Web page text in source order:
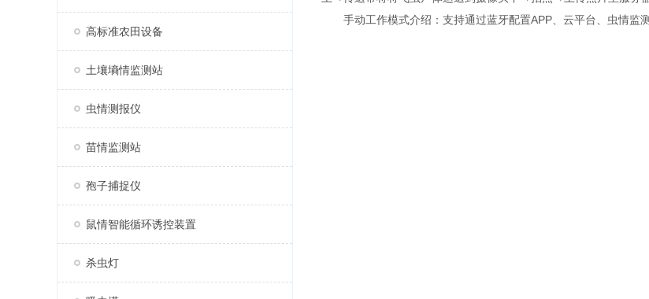
高标准农田设备
土壤墒情监测站
虫情测报仪
苗情监测站
孢子捕捉仪
鼠情智能循环诱控装置
杀虫灯
手动工作模式介绍：支持通过蓝牙配置APP、云平台、虫情监测